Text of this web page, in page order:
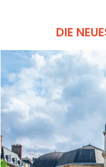
DIE